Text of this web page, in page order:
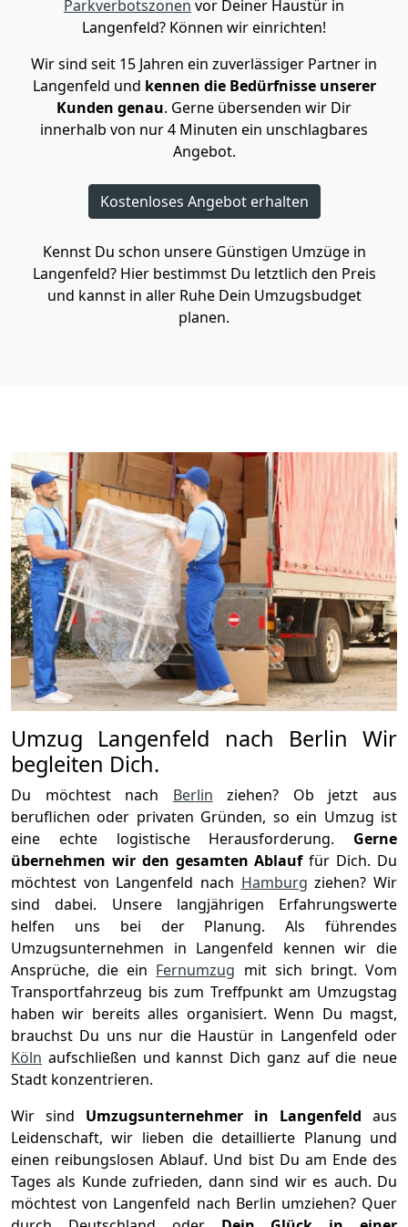
Parkverbotszonen vor Deiner Haustür in
Langenfeld? Können wir einrichten!
Wir sind seit 15 Jahren ein zuverlässiger Partner in
Langenfeld und kennen die Bedürfnisse unserer
Kunden genau. Gerne übersenden wir Dir
innerhalb von nur 4 Minuten ein unschlagbares
Angebot.
Kostenloses Angebot erhalten
Kennst Du schon unsere Günstigen Umzüge in
Langenfeld? Hier bestimmst Du letztlich den Preis
und kannst in aller Ruhe Dein Umzugsbudget
planen.
Umzug Langenfeld nach Berlin Wir
begleiten Dich.
Du möchtest nach Berlin ziehen? Ob jetzt aus
beruflichen oder privaten Gründen, so ein Umzug ist
eine echte logistische Herausforderung. Gerne
übernehmen wir den gesamten Ablauffür Dich. Du
möchtest von Langenfeld nach Hamburg ziehen? Wir
sind dabei. Unsere langjährigen Erfahrungswerte
helfen uns bei der Planung. Als führendes
Umzugsunternehmen in Langenfeld kennen wir die
Ansprüche, die ein Fernumzug mit sich bringt. Vom
Transportfahrzeug bis zum Treffpunkt am Umzugstag
haben wir bereits alles organisiert. Wenn Du magst,
brauchst Du uns nur die Haustür in Langenfeld oder
Köln aufschließen und kannst Dich ganz auf die neue
Stadt konzentrieren.
Wir sind Umzugsunternehmer in Langenfeld aus
Leidenschaft, wir lieben die detaillierte Planung und
einen reibungslosen Ablauf. Und bist Du am Ende des
Tages als Kunde zufrieden, dann sind wir es auch. Du
möchtest von Langenfeld nach Berlin umziehen? Quer